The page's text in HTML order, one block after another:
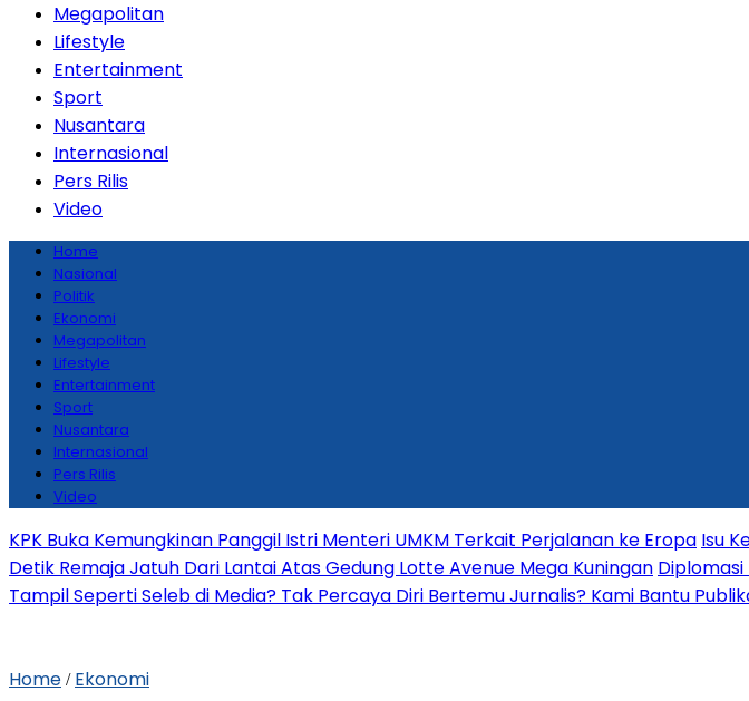
Megapolitan
Lifestyle
Entertainment
Sport
Nusantara
Internasional
Pers Rilis
Video
Home
Nasional
Politik
Ekonomi
Megapolitan
Lifestyle
Entertainment
Sport
Nusantara
Internasional
Pers Rilis
Video
KPK Buka Kemungkinan Panggil Istri Menteri UMKM Terkait Perjalanan ke Eropa Isu
Detik Remaja Jatuh Dari Lantai Atas Gedung Lotte Avenue Mega Kuningan Diplomasi
Tampil Seperti Seleb di Media? Tak Percaya Diri Bertemu Jurnalis? Kami Bantu
Home / Ekonomi